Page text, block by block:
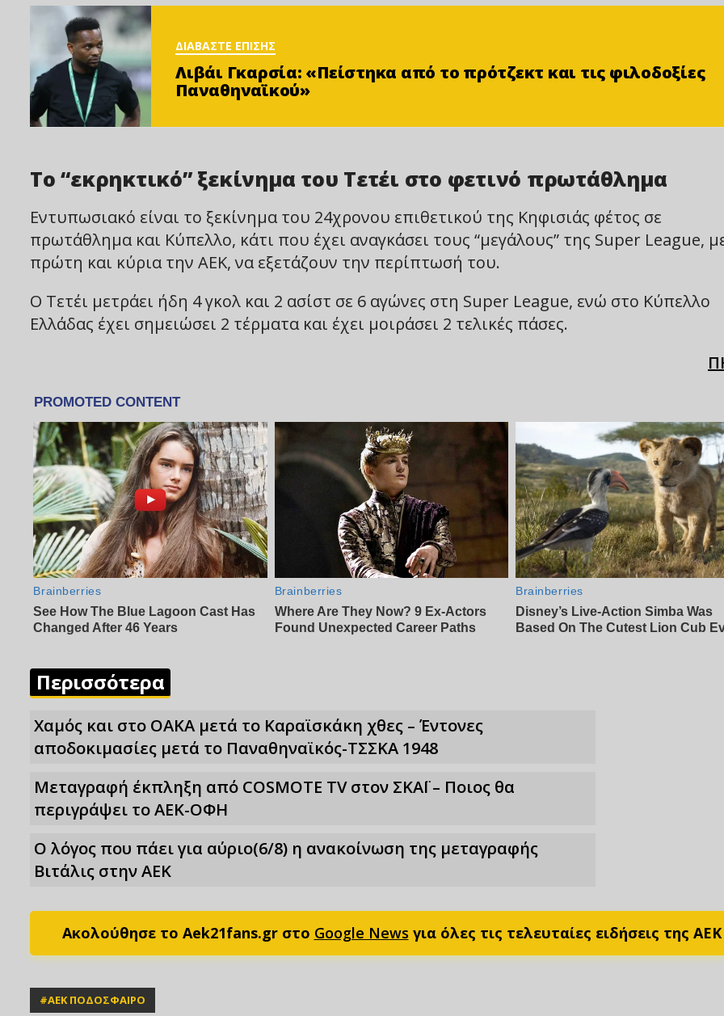
ΔΙΑΒΑΣΤΕ ΕΠΙΣΗΣ
Λιβάι Γκαρσία: «Πείστηκα από το πρότζεκτ και τις φιλοδοξίες
Παναθηναϊκού»
Το “εκρηκτικό” ξεκίνημα του Τετέι στο φετινό πρωτάθλημα
Εντυπωσιακό είναι το ξεκίνημα του 24χρονου επιθετικού της Κηφισιάς φέτος σε
πρωτάθλημα και Κύπελλο, κάτι που έχει αναγκάσει τους “μεγάλους” της Super League,
πρώτη και κύρια την ΑΕΚ, να εξετάζουν την περίπτωσή του.
Ο Τετέι μετράει ήδη 4 γκολ και 2 ασίστ σε 6 αγώνες στη Super League, ενώ στο Κύπελλο
Ελλάδας έχει σημειώσει 2 τέρματα και έχει μοιράσει 2 τελικές πάσες.
Περισσότερα
Χαμός και στο ΟΑΚΑ μετά το Καραϊσκάκη χθες – Έντονες
αποδοκιμασίες μετά το Παναθηναϊκός-ΤΣΣΚΑ 1948
Μεταγραφή έκπληξη από COSMOTE TV στον ΣΚΑΪ – Ποιος θα
περιγράψει το ΑΕΚ-ΟΦΗ
Ο λόγος που πάει για αύριο(6/8) η ανακοίνωση της μεταγραφής
Βιτάλις στην ΑΕΚ
Ακολούθησε το Aek21fans.gr στο Google News για όλες τις τελευταίες ειδήσεις της ΑΕΚ
#ΑΕΚ ΠΟΔΟΣΦΑΙΡΟ